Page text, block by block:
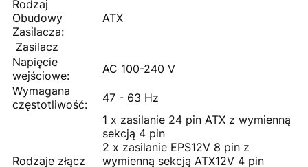
Rodzaj
Obudowy
Zasilacza:
ATX
Zasilacz
Napięcie
wejściowe:
AC 100-240 V
Wymagana
częstotliwość:
47 - 63 Hz
Rodzaje złącz
1 x zasilanie 24 pin ATX z wymienną
sekcją 4 pin
2 x zasilanie EPS12V 8 pin z
wymienną sekcją ATX12V 4 pin